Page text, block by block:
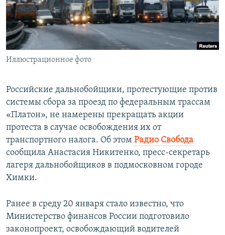
ПОБЕДИТЕЛЕЙ НЕ СУДЯТ?
КРЫМ.НЕПОКОРЕННЫЙ
ELIFBE
УКРАИНСКАЯ ПРОБЛЕМА КРЫМА
ПРИСОЕДИНЯЙТЕСЬ!
Иллюстрационное фото
Российские дальнобойщики, протестующие против
системы сбора за проезд по федеральным трассам
«Платон», не намерены прекращать акции
протеста в случае освобождения их от
транспортного налога. Об этом Радио Свобода
сообщила Анастасия Никитенко, пресс-секретарь
лагеря дальнобойщиков в подмосковном городе
Химки.
Ранее в среду 20 января стало известно, что
Министерство финансов России подготовило
законопроект, освобождающий водителей